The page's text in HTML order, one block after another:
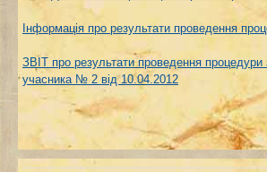
Інформація про результати проведення
ЗВІТ про результати проведення процедури
учасника № 2 від 10.04.2012